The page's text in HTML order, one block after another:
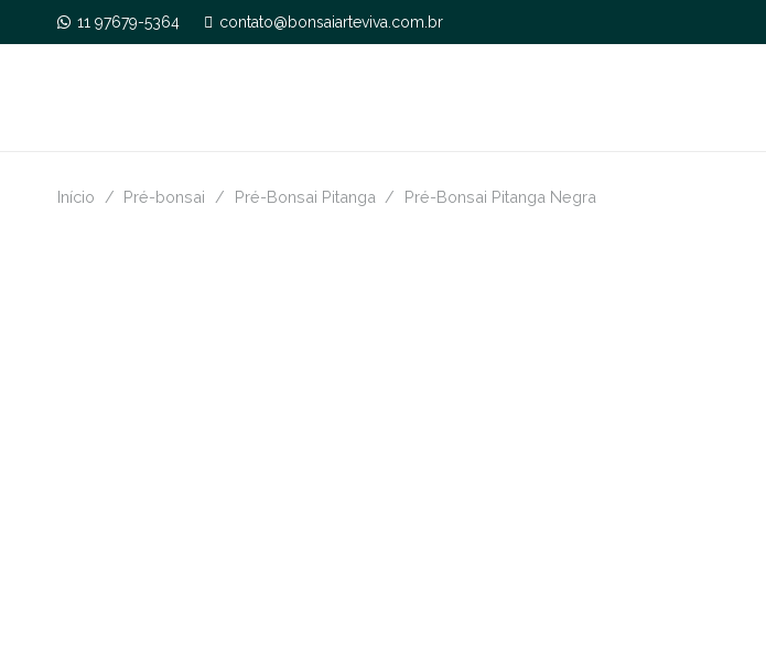
11 97679-5364 contato@bonsaiarteviva.com.br
Início / Pré-bonsai / Pré-Bonsai Pitanga / Pré-Bonsai Pitanga Negra